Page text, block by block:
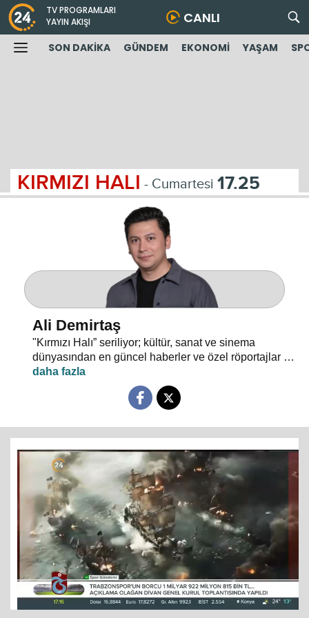
TV PROGRAMLARI
YAYIN AKIŞI
CANLI
SON DAKİKA GÜNDEM EKONOMİ YAŞAM
KIRMIZI HALI - Cumartesi 17.25
Ali Demirtaş
"Kırmızı Halı” seriliyor; kültür, sanat ve sinema
dünyasından en güncel haberler ve özel röportajlar 24
TV ekranından evlerinize konuk oluyor.